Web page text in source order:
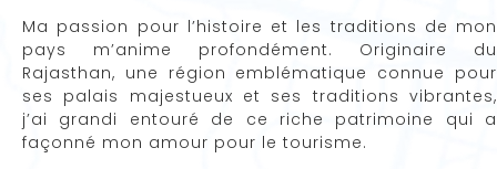
Ma passion pour l’histoire et les traditions de mon
pays m’anime profondément. Originaire du
Rajasthan, une région emblématique connue pour
ses palais majestueux et ses traditions vibrantes,
j’ai grandi entouré de ce riche patrimoine qui a
façonné mon amour pour le tourisme.